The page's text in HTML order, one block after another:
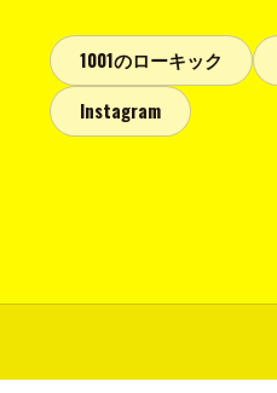
1001のローキック
Instagram